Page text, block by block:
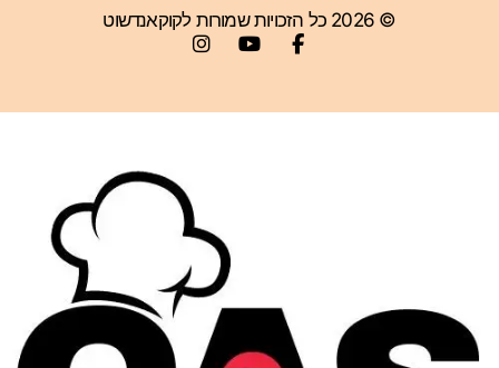
© 2026 כל הזכויות שמורות לקוקאנדשוט